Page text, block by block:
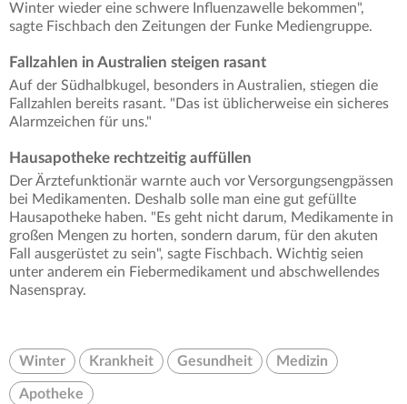
Winter wieder eine schwere Influenzawelle bekommen",
sagte Fischbach den Zeitungen der Funke Mediengruppe.
Fallzahlen in Australien steigen rasant
Auf der Südhalbkugel, besonders in Australien, stiegen die
Fallzahlen bereits rasant. "Das ist üblicherweise ein sicheres
Alarmzeichen für uns."
Hausapotheke rechtzeitig auffüllen
Der Ärztefunktionär warnte auch vor Versorgungsengpässen
bei Medikamenten. Deshalb solle man eine gut gefüllte
Hausapotheke haben. "Es geht nicht darum, Medikamente in
großen Mengen zu horten, sondern darum, für den akuten
Fall ausgerüstet zu sein", sagte Fischbach. Wichtig seien
unter anderem ein Fiebermedikament und abschwellendes
Nasenspray.
Winter Krankheit Gesundheit Medizin
Apotheke